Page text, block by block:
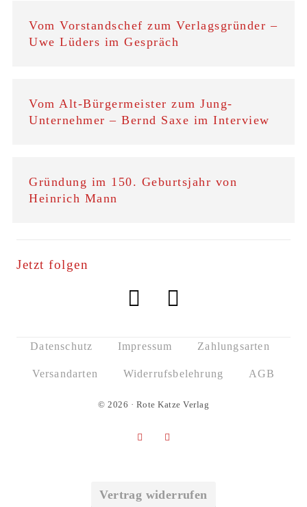
Vom Vorstandschef zum Verlagsgründer –
Uwe Lüders im Gespräch
Vom Alt-Bürgermeister zum Jung-
Unternehmer – Bernd Saxe im Interview
Gründung im 150. Geburtsjahr von
Heinrich Mann
Jetzt folgen
Datenschutz Impressum Zahlungsarten
Versandarten Widerrufsbelehrung AGB
© 2026 · Rote Katze Verlag
Vertrag widerrufen